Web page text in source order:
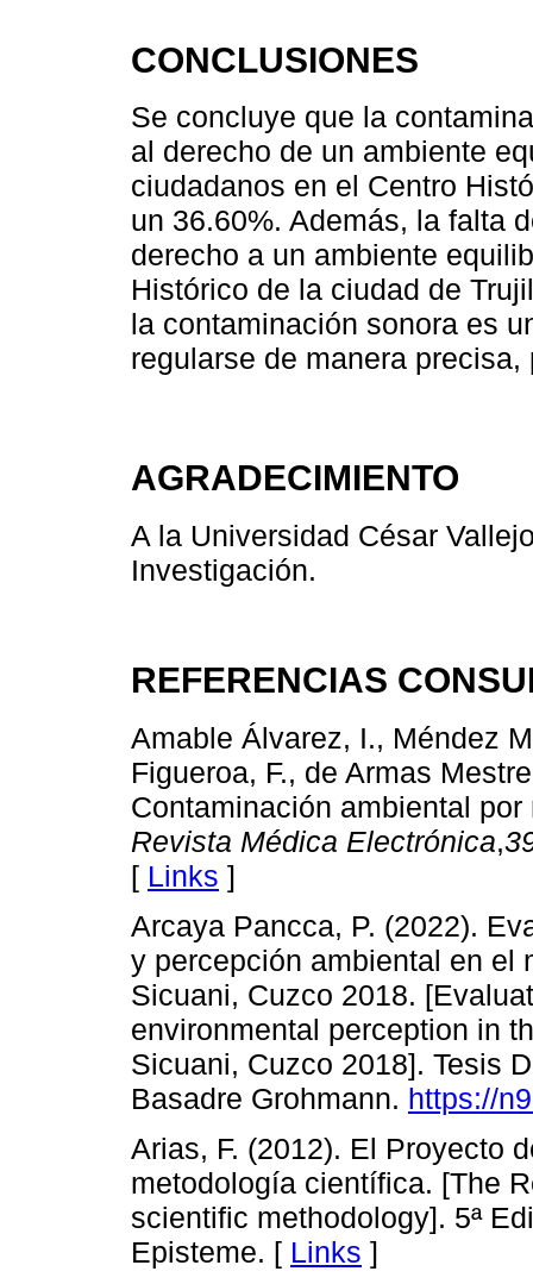
CONCLUSIONES
Se concluye que la
al derecho de un ambiente
ciudadanos en el Centro
un 36.60%. Además, la falta
derecho a un ambiente
Histórico de la ciudad de
la contaminación sonora es
regularse de manera
AGRADECIMIENTO
A la Universidad César
Investigación.
REFERENCIAS
Amable Álvarez, I., Méndez
Figueroa, F., de Armas
Contaminación ambiental
Revista Médica Electrónica,
[ Links ]
Arcaya Pancca, P. (2022).
y percepción ambiental en el
Sicuani, Cuzco 2018.
environmental perception in
Sicuani, Cuzco 2018]. Tesis
Basadre Grohmann. https://
Arias, F. (2012). El Proyecto
metodología científica. [The
scientific methodology]. 5ª
Episteme. [ Links ]